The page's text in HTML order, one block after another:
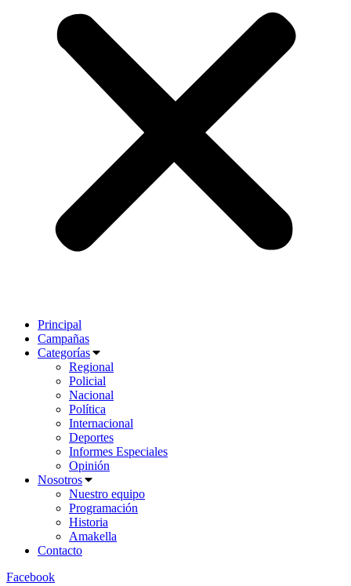
Principal
Campañas
Categorías
Regional
Policial
Nacional
Política
Internacional
Deportes
Informes Especiales
Opinión
Nosotros
Nuestro equipo
Programación
Historia
Amakella
Contacto
Facebook